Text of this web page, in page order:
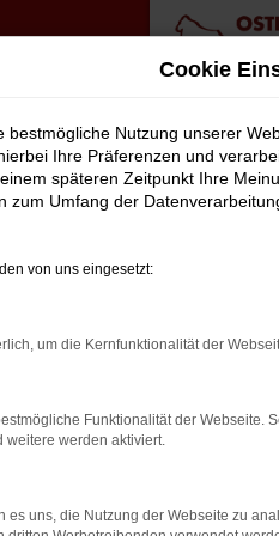
FÜR BREMEN?
viele Vorschläge rund um
Fahrzeug, das perfekt
liegt auf der Hand, denn so
gut? Dann kontaktieren Sie
Cookie
bestmögliche Nutzung unserer
Ihre Präferenzen und
späteren Zeitpunkt Ihre
zum Umfang der
von uns eingesetzt:
um die Kernfunktionalität der
Funktionalität der Webseite.
weitere werden aktiviert.
es uns, die Nutzung der Webseite zu